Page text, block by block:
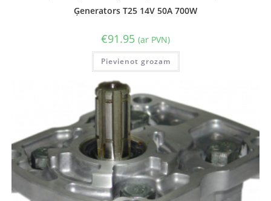
Ģenerators T25 14V 50A 700W
€91.95 (ar PVN)
Pievienot grozam